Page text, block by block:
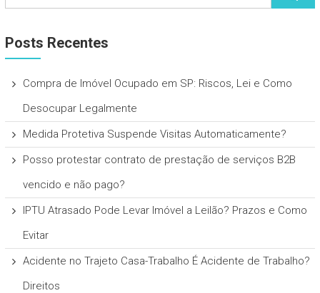
Posts Recentes
Compra de Imóvel Ocupado em SP: Riscos, Lei e Como
Desocupar Legalmente
Medida Protetiva Suspende Visitas Automaticamente?
Posso protestar contrato de prestação de serviços B2B
vencido e não pago?
IPTU Atrasado Pode Levar Imóvel a Leilão? Prazos e Como
Evitar
Acidente no Trajeto Casa-Trabalho É Acidente de Trabalho?
Direitos